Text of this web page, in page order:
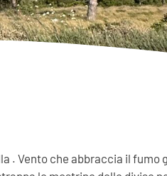
. Vento che abbraccia il fumo